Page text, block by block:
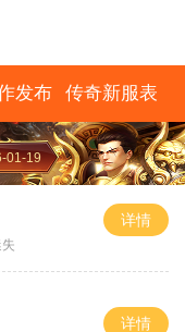
发布 传奇新服表
01-19
详情
详情